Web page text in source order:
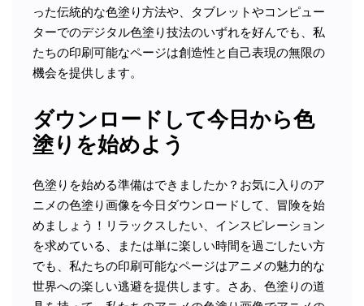
った伝統的な色塗り方法や、タブレットやコンピュー
ターでのデジタル色塗り技法のいずれを好んでも、私
たちの印刷可能なページは創造性と自己表現の無限の
機会を提供します。
ダウンロードして今日から色
塗りを始めよう
色塗りを始める準備はできましたか？お気に入りのア
ニメの色塗り画像を今日ダウンロードして、冒険を始
めましょう！リラックスしたい、インスピレーション
を求めている、または単に楽しい時間を過ごしたい方
でも、私たちの印刷可能なページはアニメの魅力的な
世界への楽しい逃避を提供します。さあ、色塗りの道